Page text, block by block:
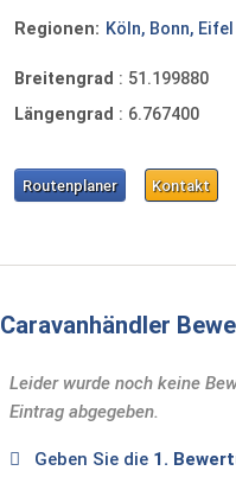
Regionen: Köln, Bonn, Eifel
Breitengrad : 51.199880
Längengrad : 6.767400
Routenplaner Kontakt
Caravanhändler
Leider wurde noch keine
Eintrag abgegeben.
Geben Sie die 1.